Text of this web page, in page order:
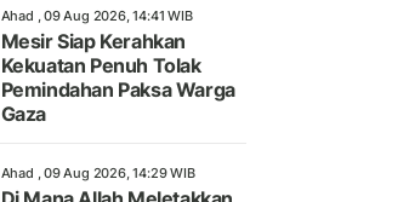
Ahad , 09 Aug 2026, 14:41 WIB
Mesir Siap Kerahkan
Kekuatan Penuh Tolak
Pemindahan Paksa Warga
Gaza
Ahad , 09 Aug 2026, 14:29 WIB